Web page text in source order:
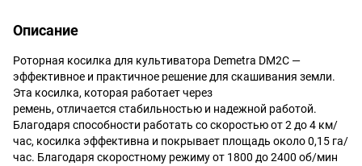
Описание
Роторная косилка для культиватора Demetra DM2C —
эффективное и практичное решение для скашивания земли.
Эта косилка, которая работает через
ремень, отличается стабильностью и надежной работой.
Благодаря способности работать со скоростью от 2 до 4 км/
час, косилка эффективна и покрывает площадь около 0,15 га/
час. Благодаря скоростному режиму от 1800 до 2400 об/мин